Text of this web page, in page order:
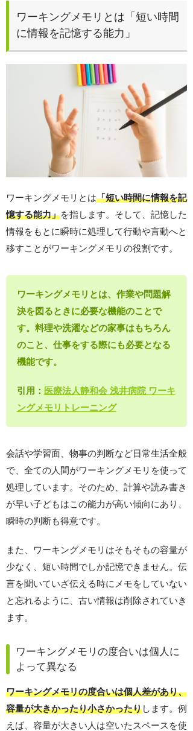
ワーキングメモリとは「短い時間
に情報を記憶する能力」
ワーキングメモリとは「短い時間に情報を記
憶する能力」を指します。そして、記憶した
情報をもとに瞬時に処理して行動や言動へと
移すことがワーキングメモリの役割です。
ワーキングメモリとは、作業や問題解
決を図るときに必要な機能のことで
す。料理や洗濯などの家事はもちろん
のこと、仕事をする際にも必要となる
機能です。
引用： 医療法人静和会 浅井病院 ワーキ
ングメモリトレーニング
会話や学習面、物事の判断など日常生活全般
で、全ての人間がワーキングメモリを使って
処理しています。そのため、計算や読み書き
が早い子どもはこの能力が高い傾向にあり、
瞬時の判断も得意です。
また、ワーキングメモリはそもそもの容量が
少なく、短い時間でしか記憶できません。伝
言を聞いていざ伝える時にメモをしていない
と忘れるように、古い情報は削除されていき
ます。
ワーキングメモリの度合いは個人に
よって異なる
ワーキングメモリの度合いは個人差があり、
容量が大きかったり小さかったりします。例
えば、容量が大きい人は空いたスペースを使